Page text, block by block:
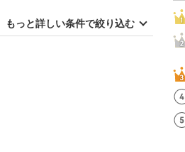
もっと詳しい条件で絞り込む